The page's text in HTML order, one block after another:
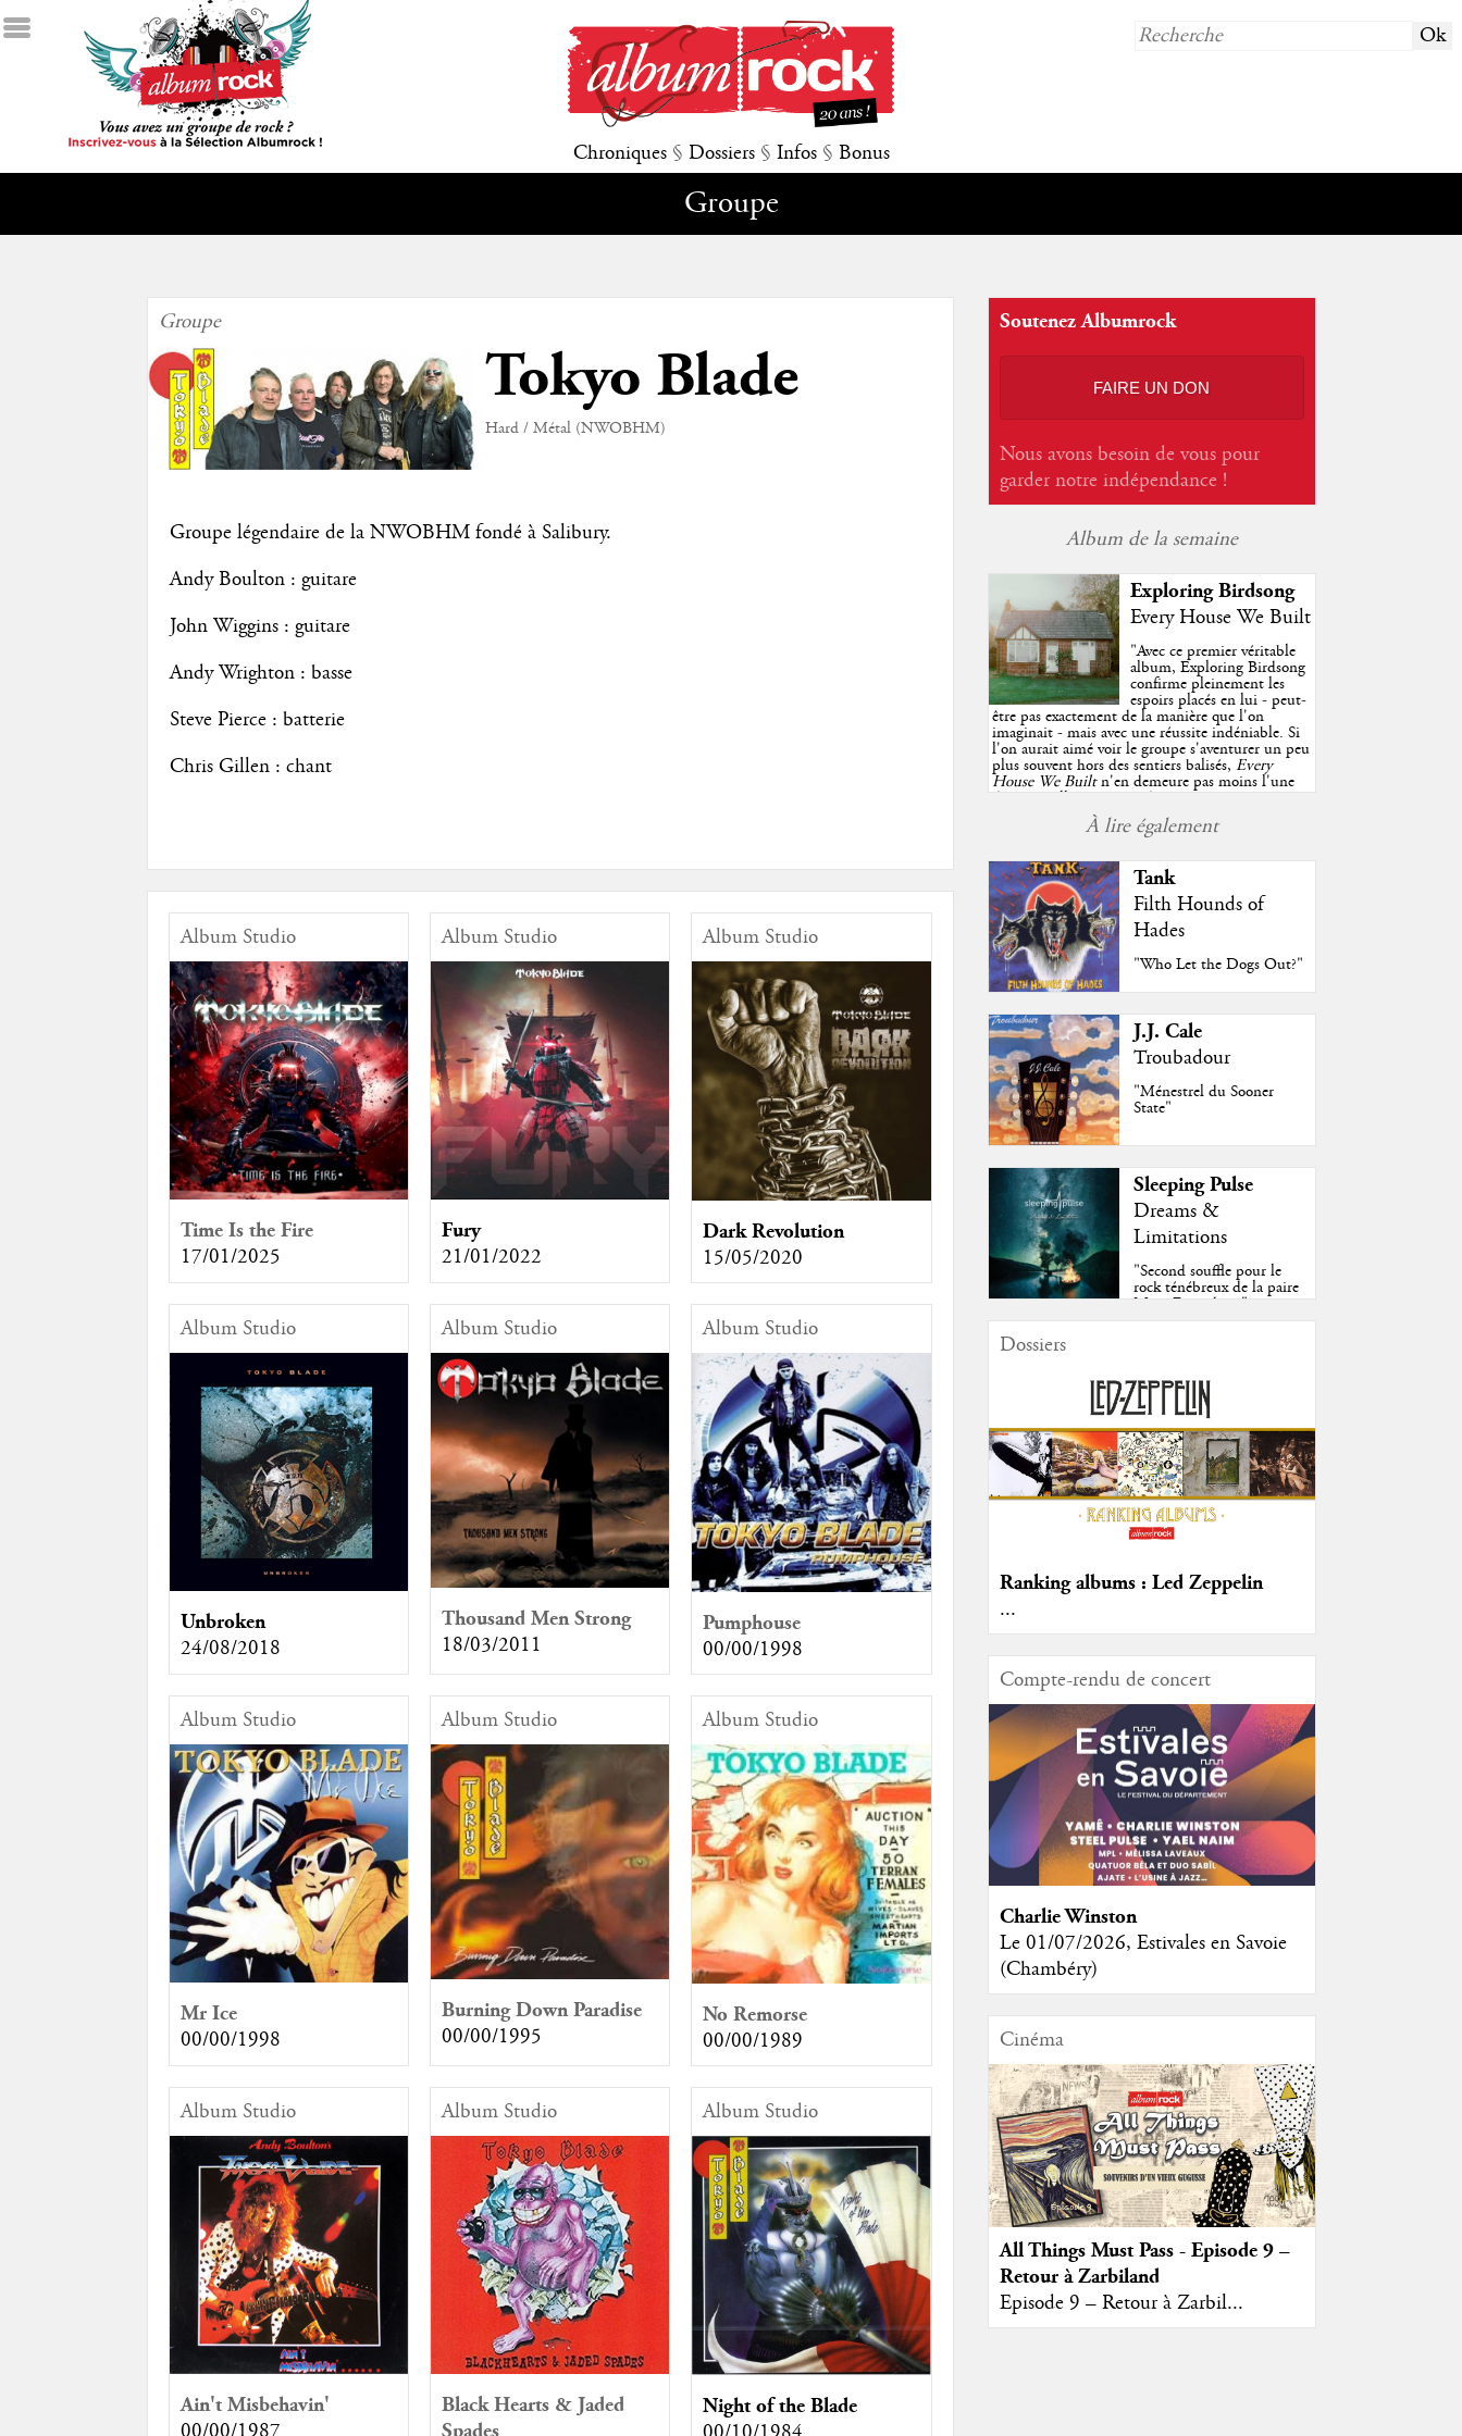
Chroniques § Dossiers § Infos § Bonus
Groupe
Groupe
Tokyo Blade
Hard / Métal (NWOBHM)
Groupe légendaire de la NWOBHM fondé à Salibury.
Andy Boulton : guitare
John Wiggins : guitare
Andy Wrighton : basse
Steve Pierce : batterie
Chris Gillen : chant
Album Studio
Time Is the Fire
17/01/2025
Album Studio
Fury
21/01/2022
Album Studio
Dark Revolution
15/05/2020
Album Studio
Unbroken
24/08/2018
Album Studio
Thousand Men Strong
18/03/2011
Album Studio
Pumphouse
00/00/1998
Album Studio
Mr Ice
00/00/1998
Album Studio
Burning Down Paradise
00/00/1995
Album Studio
No Remorse
00/00/1989
Album Studio
Ain't Misbehavin'
Album Studio
Black Hearts & Jaded
Spades
Album Studio
Night of the Blade
Soutenez Albumrock
FAIRE UN DON
Nous avons besoin de vous pour
garder notre indépendance !
Album de la semaine
Exploring Birdsong
Every House We Built
"Avec ce premier véritable
album, Exploring Birdsong
confirme pleinement les
espoirs placés en lui - peut-
être pas exactement de la manière que l'on
imaginait - mais avec une réussite indéniable. Si
l'on aurait aimé voir le groupe s'aventurer un peu
plus souvent hors des sentiers balisés,Every
House We Builtn'en demeure pas moins l'une
des très belles surprises de cette année, porté par
plusieurs morceaux qui trouveront sans difficulté
une place de choix dans vos playlists estivales.
À lire également
Tank
Filth Hounds of
Hades
"Who Let the Dogs Out?"
J.J. Cale
Troubadour
"Ménestrel du Sooner
State"
Sleeping Pulse
Dreams &
Limitations
"Second souffle pour le
rock ténébreux de la paire
Moss-Fazendeiro"
Dossiers
Ranking albums : Led Zeppelin
...
Compte-rendu de concert
Charlie Winston
Le 01/07/2026, Estivales en Savoie
(Chambéry)
Cinéma
All Things Must Pass - Episode 9 –
Retour à Zarbiland
Episode 9 – Retour à Zarbil...